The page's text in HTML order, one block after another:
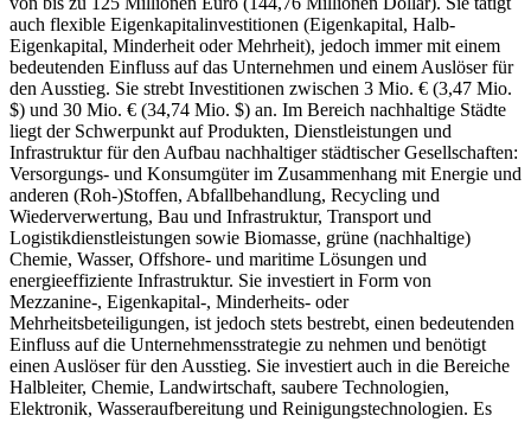
auch flexible Eigenkapitalinvestitionen (Eigenkapital, Halb-
Eigenkapital, Minderheit oder Mehrheit), jedoch immer mit einem
bedeutenden Einfluss auf das Unternehmen und einem Auslöser für
den Ausstieg. Sie strebt Investitionen zwischen 3 Mio. € (3,47 Mio.
$) und 30 Mio. € (34,74 Mio. $) an. Im Bereich nachhaltige Städte
liegt der Schwerpunkt auf Produkten, Dienstleistungen und
Infrastruktur für den Aufbau nachhaltiger städtischer Gesellschaften:
Versorgungs- und Konsumgüter im Zusammenhang mit Energie und
anderen (Roh-)Stoffen, Abfallbehandlung, Recycling und
Wiederverwertung, Bau und Infrastruktur, Transport und
Logistikdienstleistungen sowie Biomasse, grüne (nachhaltige)
Chemie, Wasser, Offshore- und maritime Lösungen und
energieeffiziente Infrastruktur. Sie investiert in Form von
Mezzanine-, Eigenkapital-, Minderheits- oder
Mehrheitsbeteiligungen, ist jedoch stets bestrebt, einen bedeutenden
Einfluss auf die Unternehmensstrategie zu nehmen und benötigt
einen Auslöser für den Ausstieg. Sie investiert auch in die Bereiche
Halbleiter, Chemie, Landwirtschaft, saubere Technologien,
Elektronik, Wasseraufbereitung und Reinigungstechnologien. Es